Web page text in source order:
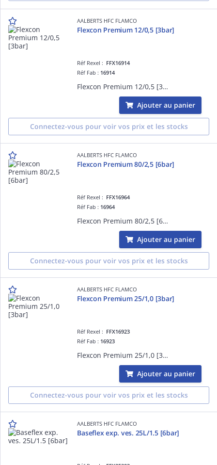
AALBERTS HFC FLAMCO
Flexcon Premium 12/0,5 [3bar]
Réf Rexel : FFX16914
Réf Fab : 16914
Flexcon Premium 12/0,5 [3bar]
Ajouter au panier
Connectez-vous pour voir vos prix et les stocks
AALBERTS HFC FLAMCO
Flexcon Premium 80/2,5 [6bar]
Réf Rexel : FFX16964
Réf Fab : 16964
Flexcon Premium 80/2,5 [6bar]
Ajouter au panier
Connectez-vous pour voir vos prix et les stocks
AALBERTS HFC FLAMCO
Flexcon Premium 25/1,0 [3bar]
Réf Rexel : FFX16923
Réf Fab : 16923
Flexcon Premium 25/1,0 [3bar]
Ajouter au panier
Connectez-vous pour voir vos prix et les stocks
AALBERTS HFC FLAMCO
Baseflex exp. ves. 25L/1.5 [6bar]